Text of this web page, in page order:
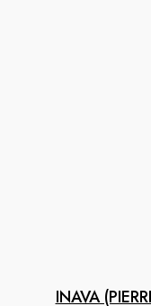
INAVA